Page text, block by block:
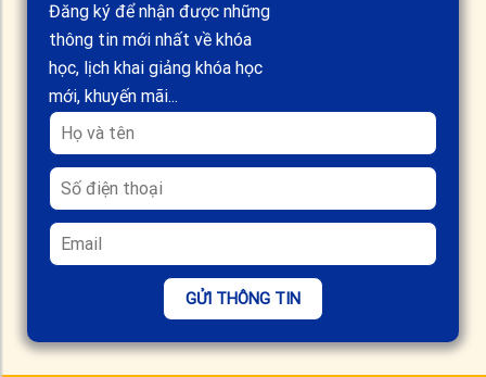
Đăng ký để nhận được những
thông tin mới nhất về khóa
học, lịch khai giảng khóa học
mới, khuyến mãi...
GỬI THÔNG TIN